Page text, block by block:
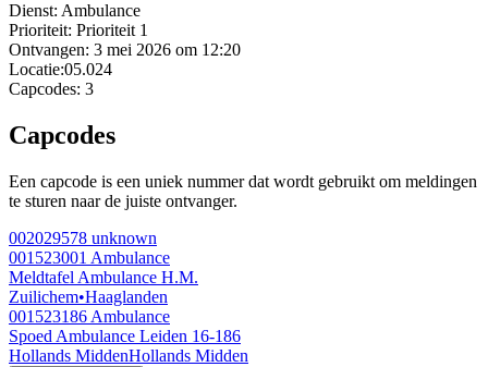
Dienst: Ambulance
Prioriteit: Prioriteit 1
Ontvangen: 3 mei 2026 om 12:20
Locatie:05.024
Capcodes: 3
Capcodes
Een capcode is een uniek nummer dat wordt gebruikt om meldingen
te sturen naar de juiste ontvanger.
002029578 unknown
001523001 Ambulance
Meldtafel Ambulance H.M.
Zuilichem•Haaglanden
001523186 Ambulance
Spoed Ambulance Leiden 16-186
Hollands MiddenHollands Midden